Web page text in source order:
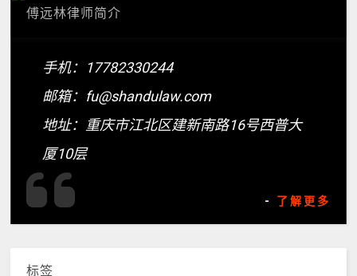
傅远林律师简介
手机：17782330244
邮箱：fu@shandulaw.com
地址：重庆市江北区建新南路16号西普大
厦10层
- 了解更多
标签